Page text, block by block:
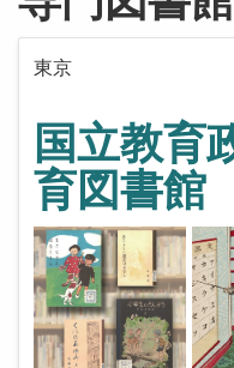
東京
国立教育
育図書館